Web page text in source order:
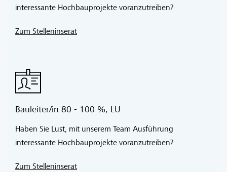
Hier geht’s zu den offenen Stellen
Haben Sie Fragen zu Ihrer möglichen Rolle in der Büro für
Bauökonomie AG? Rufen Sie uns an, wir stehen Ihnen gerne
Red und Antwort.
Sandra Kneubühler, Assistenz CEO
Oder jedes andere Mitglied unseres Teams.
interessante Hochbauprojekte voranzutreiben?
Zum Stelleninserat
Bauleiter/in 80 - 100 %, LU
Haben Sie Lust, mit unserem Team Ausführung
interessante Hochbauprojekte voranzutreiben?
Zum Stelleninserat